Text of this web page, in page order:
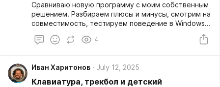
Сравниваю новую программу с моим собственным
решением. Разбираем плюсы и минусы, смотрим на
совместимость, тестируем поведение в Windows
раскладок в разных условиях.
4
Иван Харитонов July 12, 2025
Клавиатура, трекбол и детский